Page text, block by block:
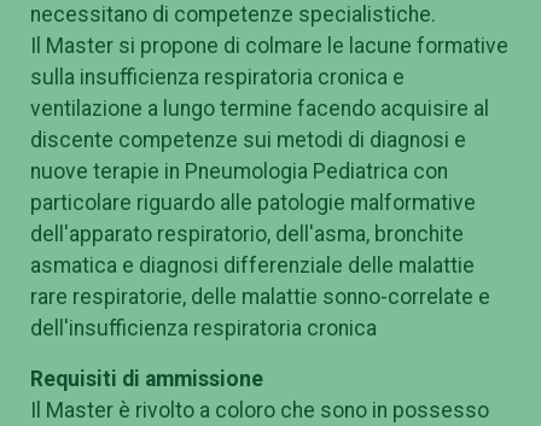
necessitano di competenze specialistiche.
Il Master si propone di colmare le lacune formative
sulla insufficienza respiratoria cronica e
ventilazione a lungo termine facendo acquisire al
discente competenze sui metodi di diagnosi e
nuove terapie in Pneumologia Pediatrica con
particolare riguardo alle patologie malformative
dell'apparato respiratorio, dell'asma, bronchite
asmatica e diagnosi differenziale delle malattie
rare respiratorie, delle malattie sonno-correlate e
dell'insufficienza respiratoria cronica
Requisiti di ammissione
Il Master è rivolto a coloro che sono in possesso